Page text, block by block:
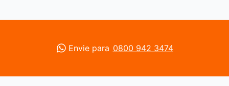
Envie para 0800 942 3474